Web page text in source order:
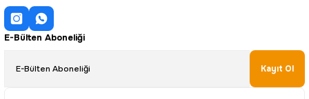
E-Bülten Aboneliği
Kayıt Ol